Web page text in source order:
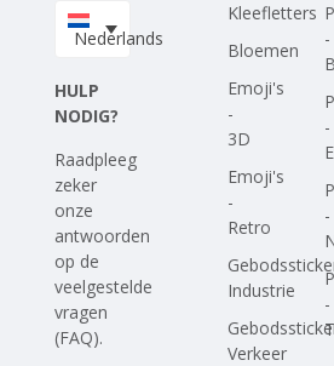
Upload je eigen ontwerp
Nederlands
HULP
NODIG?
Raadpleeg
zeker
onze
antwoorden
op de
veelgestelde
vragen
(FAQ).
Kleefletters
Bloemen
Emoji's
-
3D
Emoji's
-
Retro
Industrie
Verkeer
-
-
-
-